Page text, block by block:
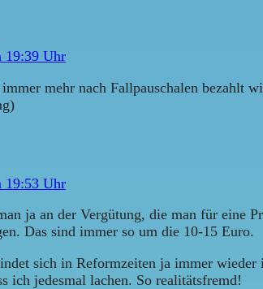
19:39 Uhr
immer mehr nach Fallpauschalen bezahlt
19:53 Uhr
ja an der Vergütung, die man für eine
Das sind immer so um die 10-15 Euro.
sich in Reformzeiten ja immer
ich jedesmal lachen. So realitätsfremd!